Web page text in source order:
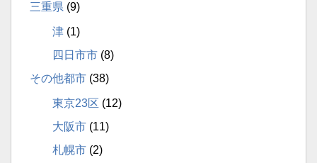
三重県 (9)
津 (1)
四日市市 (8)
その他都市 (38)
東京23区 (12)
大阪市 (11)
札幌市 (2)